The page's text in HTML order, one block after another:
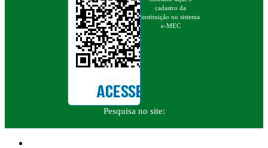
cadastro da
instituição no sistema
e-MEC
Pesquisa no site: